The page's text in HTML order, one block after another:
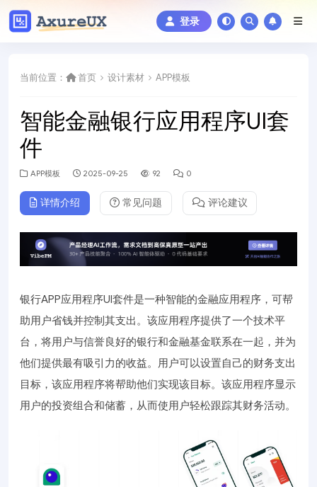
登录
当前位置： 首页 设计素材 APP模板
智能金融银行应用程序UI套
件
APP模板 2025-09-25 92 0
详情介绍 常见问题 评论建议
银行APP应用程序UI套件是一种智能的金融应用程序，可帮
助用户省钱并控制其支出。该应用程序提供了一个技术平
台，将用户与信誉良好的银行和金融基金联系在一起，并为
他们提供最有吸引力的收益。用户可以设置自己的财务支出
目标，该应用程序将帮助他们实现该目标。该应用程序显示
用户的投资组合和储蓄，从而使用户轻松跟踪其财务活动。